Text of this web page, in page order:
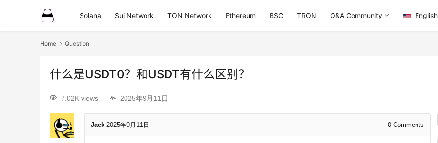
Solana Sui Network TON Network Ethereum BSC TRON Q&A Community English
Home Question
什么是USDT0？和USDT有什么区别？
7.02K views 2025年9月11日
Jack 2025年9月11日 0 Comments